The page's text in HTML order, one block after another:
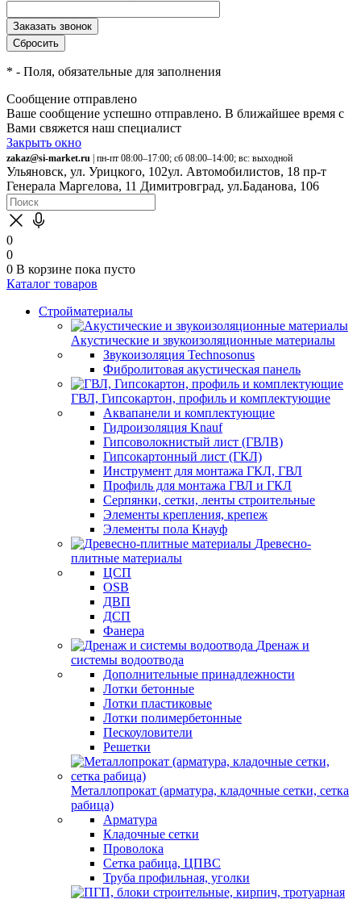
* - Поля, обязательные для заполнения
Сообщение отправлено
Ваше сообщение успешно отправлено. В ближайшее время с
Вами свяжется наш специалист
Закрыть окно
zakaz@si-market.ru | пн-пт 08:00–17:00; сб 08:00–14:00; вс: выходной
Ульяновск, ул. Урицкого, 102ул. Автомобилистов, 18 пр-т
Генерала Маргелова, 11 Димитровград, ул.Баданова, 106
0
0
0 В корзине пока пусто
Каталог товаров
Стройматериалы
Акустические и звукоизоляционные материалы
Звукоизоляция Technosonus
Фибролитовая акустическая панель
ГВЛ, Гипсокартон, профиль и комплектующие
Аквапанели и комплектующие
Гидроизоляция Knauf
Гипсоволокнистый лист (ГВЛВ)
Гипсокартонный лист (ГКЛ)
Инструмент для монтажа ГКЛ, ГВЛ
Профиль для монтажа ГВЛ и ГКЛ
Серпянки, сетки, ленты строительные
Элементы крепления, крепеж
Элементы пола Кнауф
Древесно-
плитные материалы
ЦСП
OSB
ДВП
ДСП
Фанера
Дренаж и
системы водоотвода
Дополнительные принадлежности
Лотки бетонные
Лотки пластиковые
Лотки полимербетонные
Пескоуловители
Решетки
Металлопрокат (арматура, кладочные сетки, сетка
рабица)
Арматура
Кладочные сетки
Проволока
Сетка рабица, ЦПВС
Труба профильная, уголки